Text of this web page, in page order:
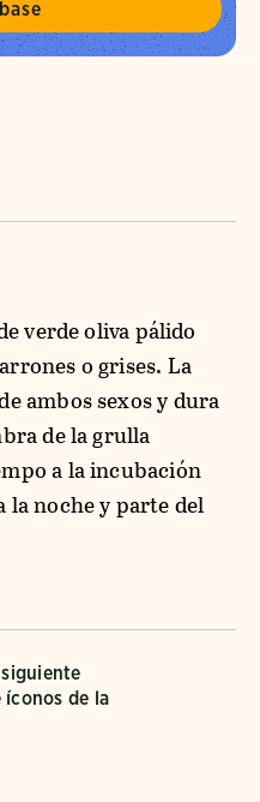
verde oliva pálido
o grises. La
ambos sexos y dura
de la grulla
a la incubación
noche y parte del
íconos de la